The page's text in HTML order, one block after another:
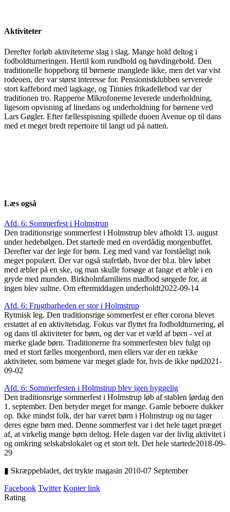
Aktiviteter
Derefter forløb aktiviteterne slag i slag. Mange hold deltog i
fodboldturneringen. Hertil kom rundbold og høvdingebold. Den
traditionelle hoppeborg til børnene manglede ikke, men det var vist
rodeoen, der var størst interesse for. Pensionistklubben serverede
stort kaffebord med lagkage, og Tinnies frikadellebod var der
traditionen tro. Rapperne Mikrofonerne leverede underholdning,
ligesom opvisning af linedans og underholdning for børnene ved
Lars Gøgler. Efter fællesspisning spillede duoen Avenue op til dans
med et meget bredt repertoire til langt ud på natten.
Læs også
Afd. 6: Sommerfest i Holmstrup
Den traditionsrige sommerfest i Holmstrup blev afholdt 13. august
under hedebølgen. Det startede med en overdådig morgenbuffet.
Derefter var der lege for børn. Leg med vand var forståeligt nok
meget populært. Der var også stafetløb, hvor der bl.a. blev løbet
med æbler på en ske, og man skulle forsøge at fange et æble i en
gryde med munden. Birkholmfamiliens madbod sørgede for, at
ingen blev sultne. Om eftermiddagen underholdt2022-09-14
Afd. 6: Frugtbarheden er stor i Holmstrup
Rytmisk leg. Den traditionsrige sommerfest er efter corona blevet
erstattet af en aktivitetsdag. Fokus var flyttet fra fodboldturnering, øl
og dans til aktiviteter for børn, og der var et væld af børn - vel at
mærke glade børn. Traditionerne fra sommerfesten blev fulgt op
med et stort fælles morgenbord, men ellers var der en række
aktiviteter, som børnene var meget glade for, hvis de ikke nød2021-
09-02
Afd. 6: Sommerfesten i Holmstrup blev igen hyggelig
Den traditionsrige sommerfest i Holmstrup løb af stablen lørdag den
1. september. Den betyder meget for mange. Gamle beboere dukker
op. Ikke mindst folk, der har været børn i Holmstrup og nu tager
deres egne børn med. Denne sommerfest var i det hele taget præget
af, at virkelig mange børn deltog. Hele dagen var der livlig aktivitet i
og omkring selskabslokalet og et stort telt. Det hele startede2018-09-
29
▮ Skræppebladet, det trykte magasin 2010-07 September
Facebook Twitter Kopier link
Rating